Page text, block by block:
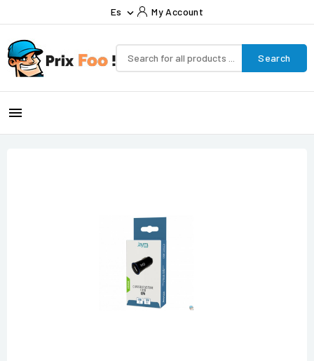
Es  My Account
Search
